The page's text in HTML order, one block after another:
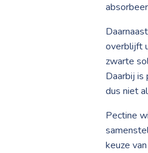
overblijft
zwarte
Daarbij is
dus niet
Pectine
keuze